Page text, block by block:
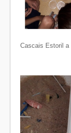
Cascais Estoril a